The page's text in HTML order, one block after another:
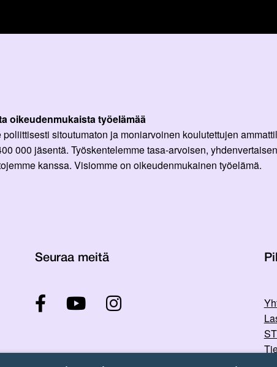
oikeudenmukaista työelämää
poliittisesti sitoutumaton ja moniarvoinen koulutettujen
000 jäsentä. Työskentelemme tasa-arvoisen,
kanssa. Visiomme on oikeudenmukainen työelämä.
Seuraa meitä